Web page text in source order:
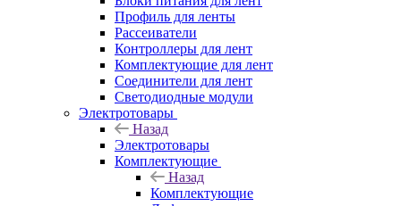
Профиль для ленты
Рассеиватели
Контроллеры для лент
Комплектующие для лент
Соединители для лент
Светодиодные модули
Электротовары
Назад
Электротовары
Комплектующие
Назад
Комплектующие